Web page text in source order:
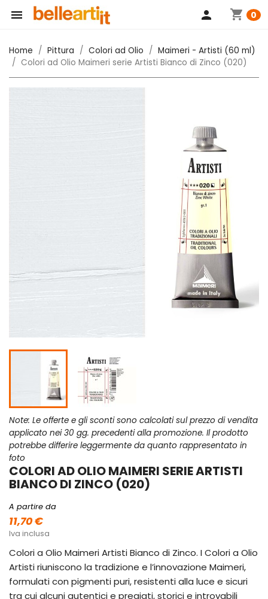
 shopping_cart 0
person
Home Pittura Colori ad Olio
Maimeri - Artisti (60 ml)
Colori ad Olio Maimeri serie Artisti Bianco di Zinco (020)
Note: Le offerte e gli sconti sono calcolati sul prezzo di vendita
applicato nei 30 gg. precedenti alla promozione. Il prodotto
potrebbe differire leggermente da quanto rappresentato in
foto
COLORI AD OLIO MAIMERI SERIE ARTISTI
BIANCO DI ZINCO (020)
A partire da
11,70 €
Iva inclusa
Colori a Olio Maimeri Artisti Bianco di Zinco. I Colori a Olio
Artisti riuniscono la tradizione e l’innovazione Maimeri,
formulati con pigmenti puri, resistenti alla luce e sicuri
tra cui alcuni autentici e pregiati, storici e introvabili